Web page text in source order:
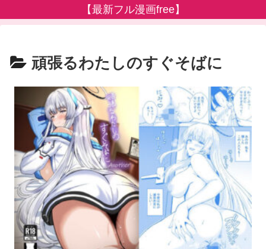
【最新フル漫画free】
頑張るわたしのすぐそばに